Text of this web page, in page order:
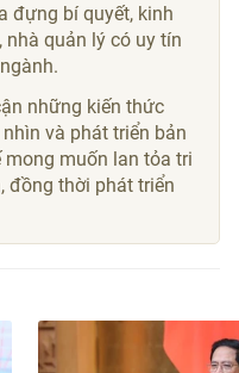
đựng bí quyết, kinh
quản lý có uy tín
những kiến thức
và phát triển bản
muốn lan tỏa tri
đồng thời phát triển